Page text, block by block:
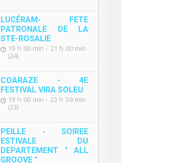
LUCÉRAM- FETE
PATRONALE DE LA
STE-ROSALIE
19 h 00 min - 21 h 00 min
(24)
COARAZE - 4E
FESTIVAL VIRA SOLEU
19 h 00 min - 23 h 59 min
(23)
PEILLE - SOIREE
ESTIVALE DU
DEPARTEMENT " ALL
GROOVE "